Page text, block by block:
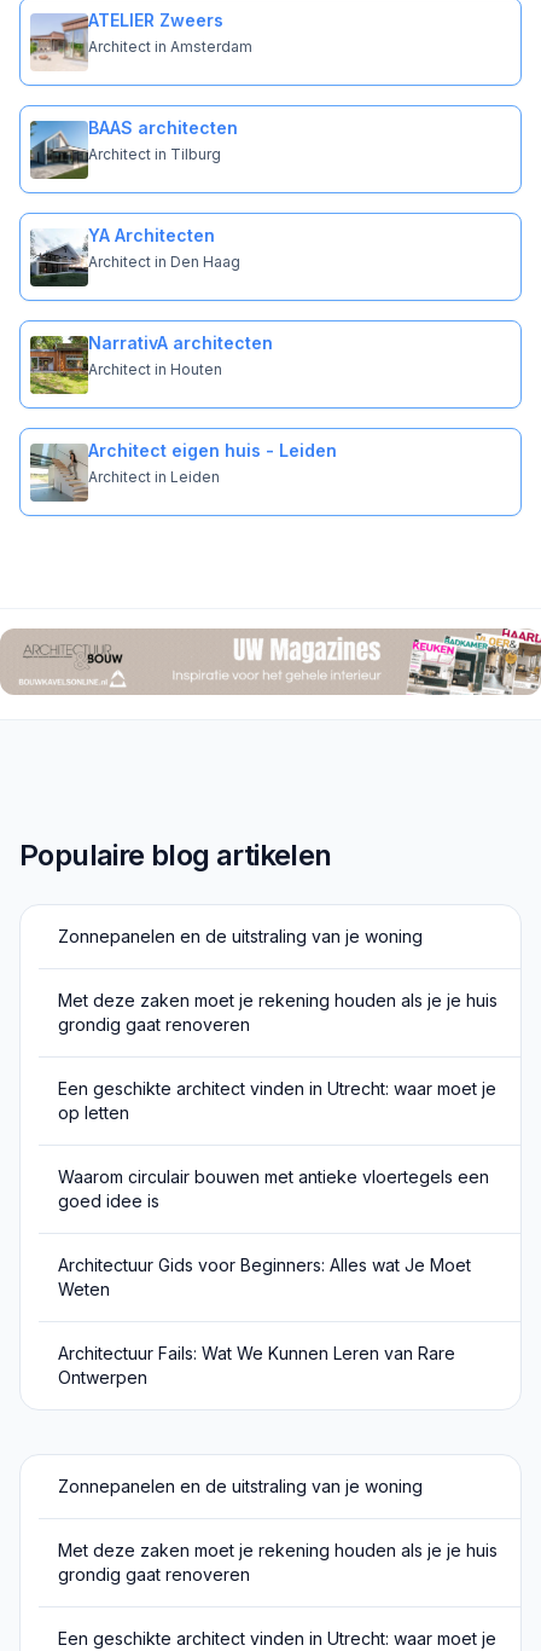
ATELIER Zweers
Architect in Amsterdam
BAAS architecten
Architect in Tilburg
YA Architecten
Architect in Den Haag
NarrativA architecten
Architect in Houten
Architect eigen huis - Leiden
Architect in Leiden
Populaire blog artikelen
Zonnepanelen en de uitstraling van je woning
Met deze zaken moet je rekening houden als je je huis
grondig gaat renoveren
Een geschikte architect vinden in Utrecht: waar moet je
op letten
Waarom circulair bouwen met antieke vloertegels een
goed idee is
Architectuur Gids voor Beginners: Alles wat Je Moet
Weten
Architectuur Fails: Wat We Kunnen Leren van Rare
Ontwerpen
Zonnepanelen en de uitstraling van je woning
Met deze zaken moet je rekening houden als je je huis
grondig gaat renoveren
Een geschikte architect vinden in Utrecht: waar moet je